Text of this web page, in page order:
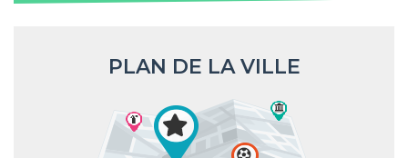
PLAN DE LA VILLE